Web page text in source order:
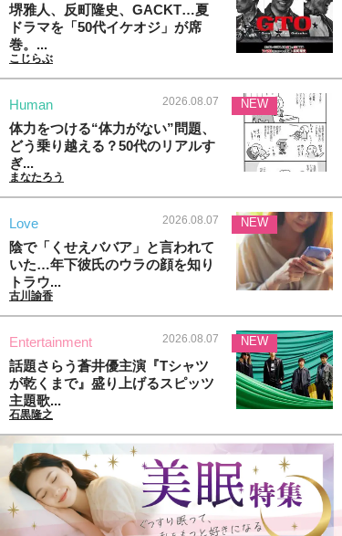
堺雅人、反町隆史、GACKT…夏
ドラマを「50代イケオジ」が席
巻。...
こじらぶ
Human 2026.08.07
体力をつける“体力がない”問題、
どう乗り越える？50代のリアルす
ぎ...
まなたろう
NEW
Love 2026.08.07
陰で「くせえババア」と言われて
いた…年下彼氏のウラの顔を知り
トラウ...
古川諭香
NEW
Entertainment 2026.08.07
話題さらう蒼井優主演『Tシャツ
が乾くまで』盛り上げるスピッツ
主題歌...
石黒隆之
NEW